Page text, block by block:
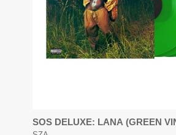
SOS DELUXE: LANA (GREEN